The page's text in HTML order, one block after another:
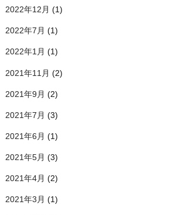
2022年12月 (1)
2022年7月 (1)
2022年1月 (1)
2021年11月 (2)
2021年9月 (2)
2021年7月 (3)
2021年6月 (1)
2021年5月 (3)
2021年4月 (2)
2021年3月 (1)